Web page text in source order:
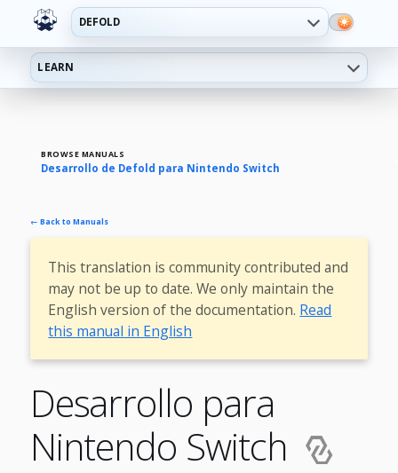
DEFOLD
LEARN
BROWSE MANUALS
Desarrollo de Defold para Nintendo Switch
← Back to Manuals
This translation is community contributed and
may not be up to date. We only maintain the
English version of the documentation. Read
this manual in English
Desarrollo para
Nintendo Switch